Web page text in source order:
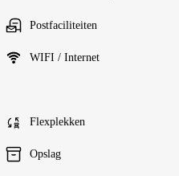
Postfaciliteiten
WIFI / Internet
Flexplekken
Opslag